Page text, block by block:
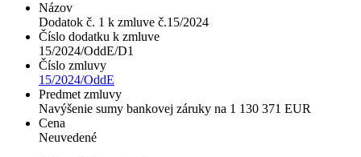
Názov
Dodatok č. 1 k zmluve č.15/2024
Číslo dodatku k zmluve
15/2024/OddE/D1
Číslo zmluvy
15/2024/OddE
Predmet zmluvy
Navýšenie sumy bankovej záruky na 1 130 371 EUR
Cena
Neuvedené